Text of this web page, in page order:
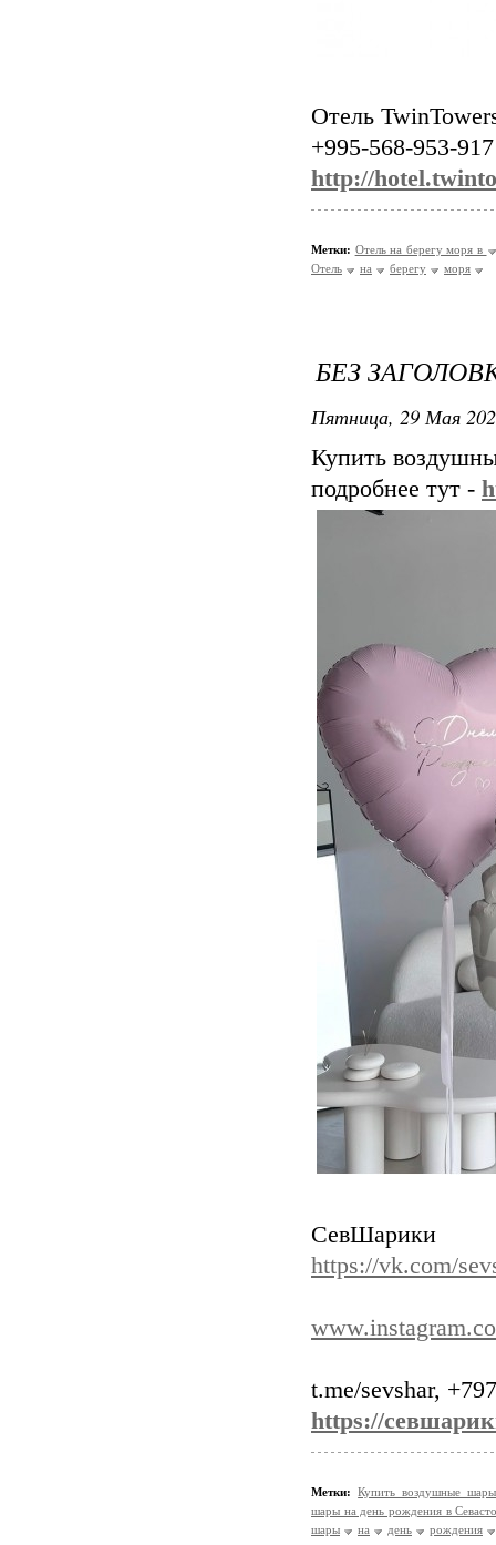
Отель
+995-568-953-917
http://
Метки: Отель на берегу моря в
Отель
на берегу моря
БЕЗ
Пятница, 29 Мая
Купить
подробнее тут -
СевШарики
https://vk.com/
t.me/sevshar,
https://
Метки: Купить воздушные
шары на день рождения в
шары
на день рождения